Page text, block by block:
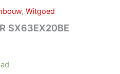
, Witgoed
SX63EX20BE